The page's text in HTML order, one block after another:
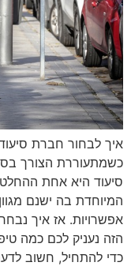
איך לבחור חברת
כשמתעוררת הצורך
סיעוד היא אחת
המיוחדת בה ישנם
אפשרויות. אז איך
הזה נעניק לכם כמה
כדי להתחיל, חשוב